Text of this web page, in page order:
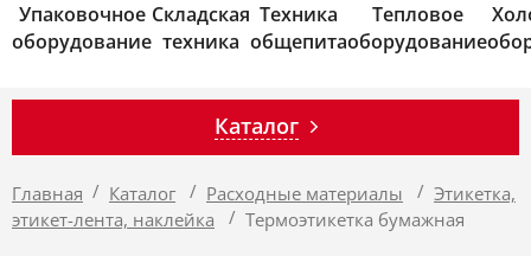
Упаковочное
оборудование
Складская
техника
Техника
общепита
Тепловое
оборудование
Каталог
Главная / Каталог / Расходные материалы / Этикетка,
этикет-лента, наклейка
/ Термоэтикетка бумажная